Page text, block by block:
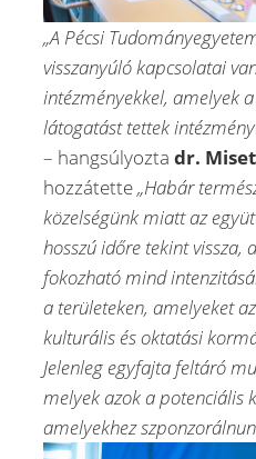
„A Pécsi
visszanyúló kapcsolatai
intézményekkel, amelyek
látogatást tettek
– hangsúlyozta dr.
hozzátette„Habár
közelségünk miatt az
hosszú időre tekint vissza,
fokozható mind
a területeken, amelyeket
kulturális és oktatási
Jelenleg egyfajta feltáró
melyek azok a potenciális
amelyekhez